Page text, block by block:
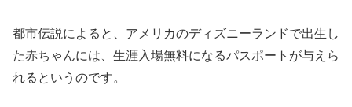
都市伝説によると、アメリカのディズニーランドで出生し
た赤ちゃんには、生涯入場無料になるパスポートが与えら
れるというのです。